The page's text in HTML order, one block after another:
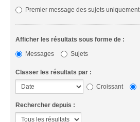
Premier message des sujets uniquement
Afficher les résultats sous forme de :
Messages
Sujets
Classer les résultats par :
Croissant
Rechercher depuis :